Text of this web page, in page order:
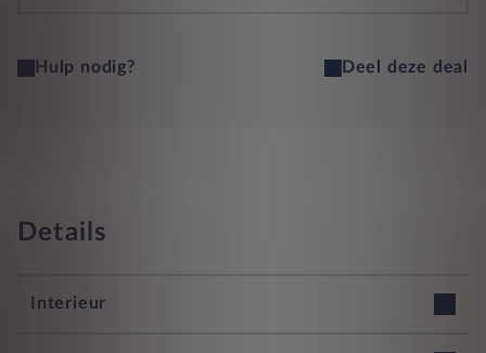
Hulp nodig? Deel deze deal
Details
Interieur